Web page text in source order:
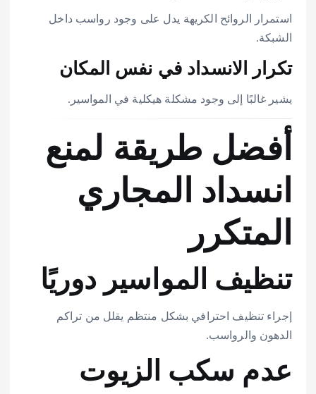
استمرار الروائح الكريهة يدل على وجود رواسب داخل
الشبكة.
تكرار الانسداد في نفس المكان
يشير غالبًا إلى وجود مشكلة هيكلية في المواسير.
أفضل طريقة لمنع
انسداد المجاري
المتكرر
تنظيف المواسير دوريًا
إجراء تنظيف احترافي بشكل منتظم يقلل من تراكم
الدهون والرواسب.
عدم سكب الزيوت